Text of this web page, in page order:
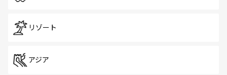
リゾート
アジア